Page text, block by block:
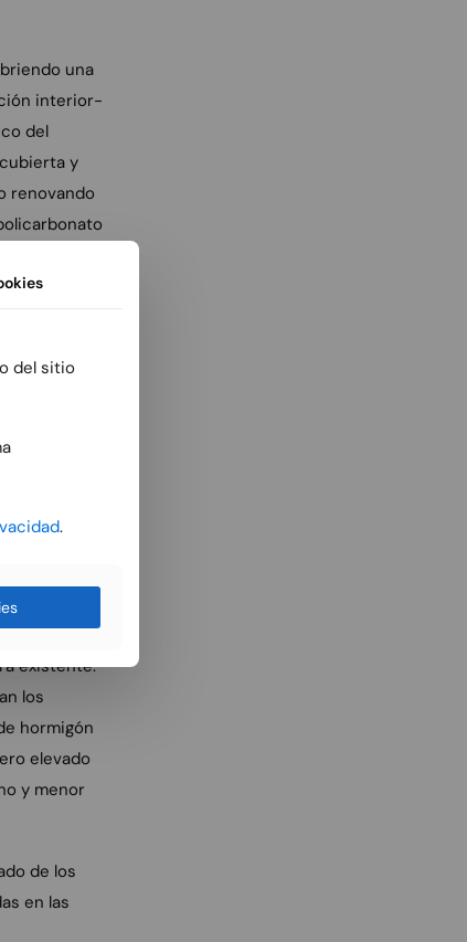
una
interior-
del
y
renovando
la
aseos
y
la entrada
de
existente.
los
hormigón
elevado
y menor
de los
en las
del sitio
.